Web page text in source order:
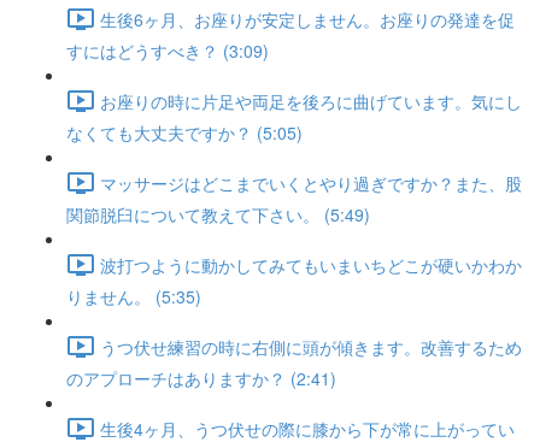
生後6ヶ月、お座りが安定しません。お座りの発達を促
すにはどうすべき？ (3:09)
お座りの時に片足や両足を後ろに曲げています。気にし
なくても大丈夫ですか？ (5:05)
マッサージはどこまでいくとやり過ぎですか？また、股
関節脱臼について教えて下さい。 (5:49)
波打つように動かしてみてもいまいちどこが硬いかわか
りません。 (5:35)
うつ伏せ練習の時に右側に頭が傾きます。改善するため
のアプローチはありますか？ (2:41)
生後4ヶ月、うつ伏せの際に膝から下が常に上がってい